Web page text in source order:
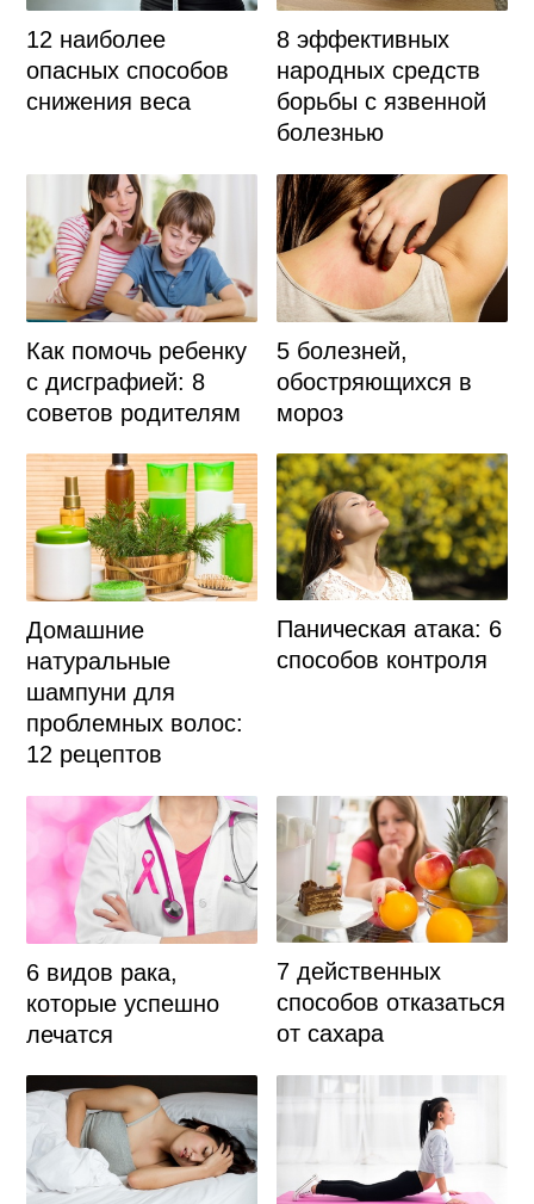
12 наиболее
опасных способов
снижения веса
8 эффективных
народных средств
борьбы с язвенной
болезнью
Как помочь ребенку
с дисграфией: 8
советов родителям
5 болезней,
обостряющихся в
мороз
Домашние
натуральные
шампуни для
проблемных волос:
12 рецептов
Паническая атака: 6
способов контроля
6 видов рака,
которые успешно
лечатся
7 действенных
способов отказаться
от сахара